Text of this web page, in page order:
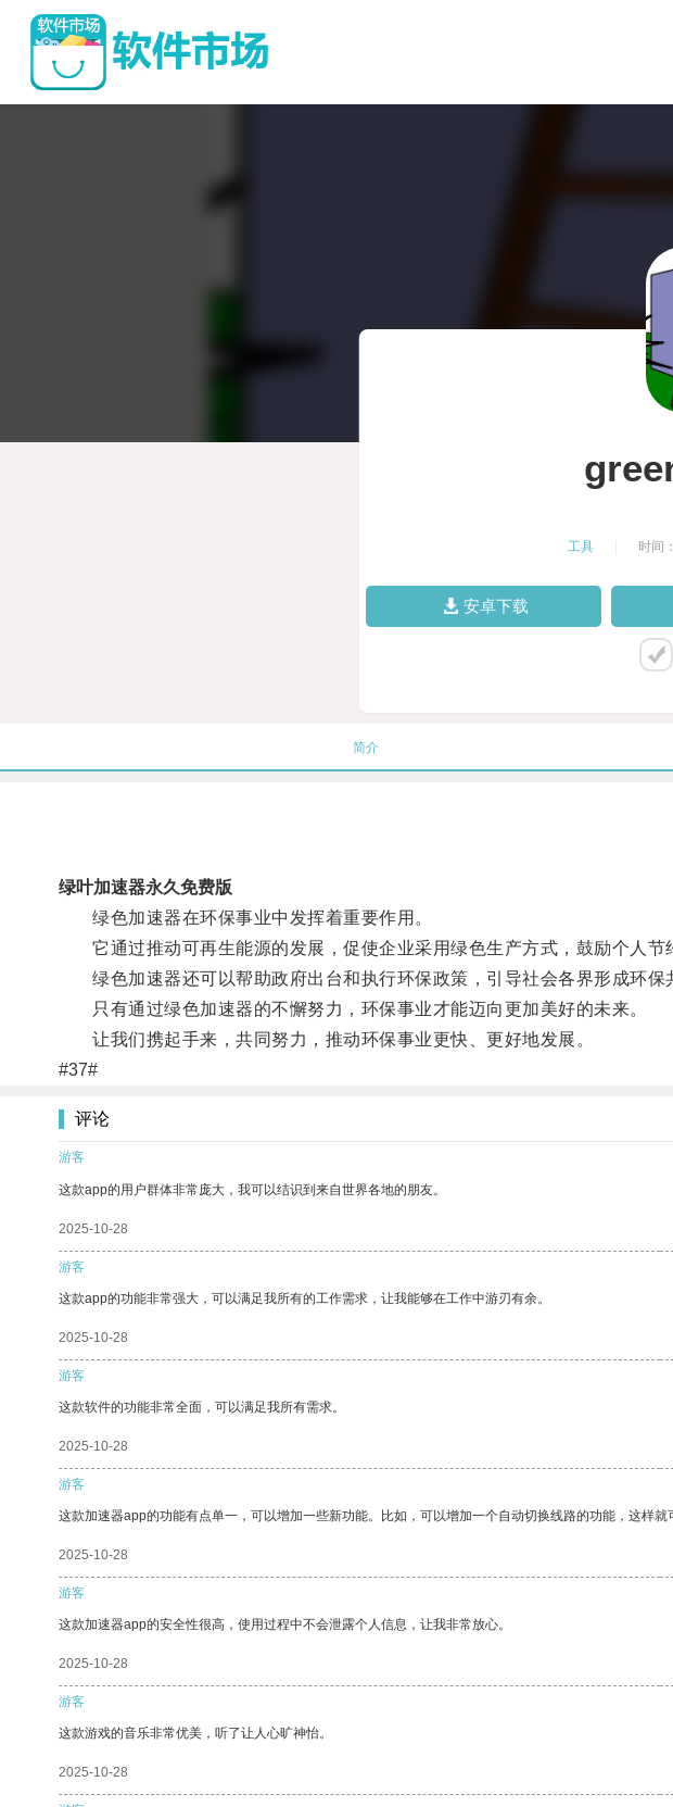
工具 时间
安卓下载
简介
绿叶加速器永久免费版
绿色加速器在环保事业中发挥着重要作用。
它通过推动可再生能源的发展，促使企业采用绿色生产方式，鼓励个人节
绿色加速器还可以帮助政府出台和执行环保政策，引导社会各界形成环保
只有通过绿色加速器的不懈努力，环保事业才能迈向更加美好的未来。
让我们携起手来，共同努力，推动环保事业更快、更好地发展。
#37#
评论
游客
这款app的用户群体非常庞大，我可以结识到来自世界各地的朋友。
2025-10-28
游客
这款app的功能非常强大，可以满足我所有的工作需求，让我能够在工作中游刃有余。
2025-10-28
游客
这款软件的功能非常全面，可以满足我所有需求。
2025-10-28
游客
这款加速器app的功能有点单一，可以增加一些新功能。比如，可以增加一个自动切换线路的功能，这样
2025-10-28
游客
这款加速器app的安全性很高，使用过程中不会泄露个人信息，让我非常放心。
2025-10-28
游客
这款游戏的音乐非常优美，听了让人心旷神怡。
2025-10-28